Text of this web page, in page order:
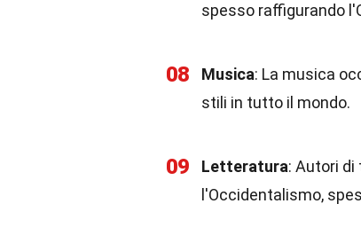
spesso raffigurando
08 Musica: La musica
stili in tutto il mondo.
09 Letteratura: Autori
l'Occidentalismo,